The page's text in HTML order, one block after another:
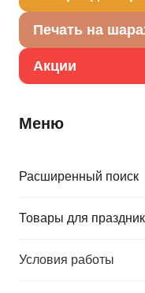
Печать на
Акции
Меню
Расширенный поиск
Товары для
Условия работы
упрощает надувание.
Товар из коллекции
Е 12"